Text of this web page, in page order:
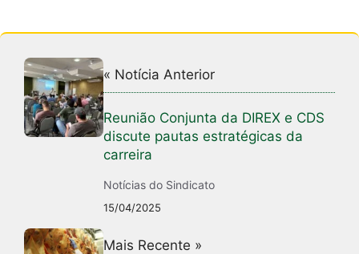
« Notícia Anterior
Reunião Conjunta da DIREX e CDS
discute pautas estratégicas da
carreira
Notícias do Sindicato
15/04/2025
Mais Recente »